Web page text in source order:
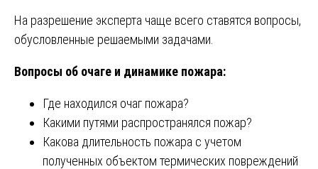
На разрешение эксперта чаще всего ставятся вопросы,
обусловленные решаемыми задачами.
Вопросы об очаге и динамике пожара:
Где находился очаг пожара?
Какими путями распространялся пожар?
Какова длительность пожара с учетом
полученных объектом термических повреждений